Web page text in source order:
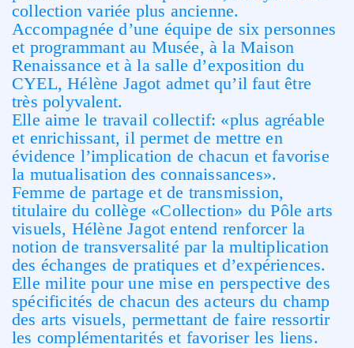
collection variée plus ancienne.
Accompagnée d’une équipe de six personnes
et programmant au Musée, à la Maison
Renaissance et à la salle d’exposition du
CYEL, Hélène Jagot admet qu’il faut être
très polyvalent.
Elle aime le travail collectif: «plus agréable
et enrichissant, il permet de mettre en
évidence l’implication de chacun et favorise
la mutualisation des connaissances».
Femme de partage et de transmission,
titulaire du collège «Collection» du Pôle arts
visuels, Hélène Jagot entend renforcer la
notion de transversalité par la multiplication
des échanges de pratiques et d’expériences.
Elle milite pour une mise en perspective des
spécificités de chacun des acteurs du champ
des arts visuels, permettant de faire ressortir
les complémentarités et favoriser les liens.